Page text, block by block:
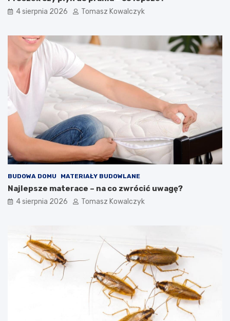
4 sierpnia 2026 Tomasz Kowalczyk
BUDOWA DOMU MATERIAŁY BUDOWLANE
Najlepsze materace – na co zwrócić uwagę?
4 sierpnia 2026 Tomasz Kowalczyk